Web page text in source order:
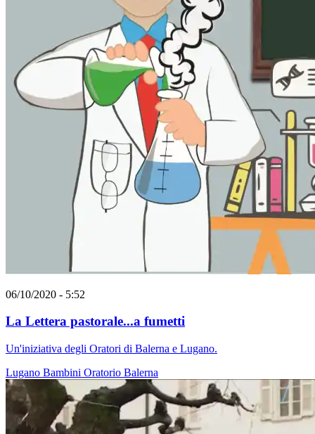
06/10/2020 - 5:52
La Lettera pastorale...a fumetti
Un'iniziativa degli Oratori di Balerna e Lugano.
Lugano Bambini Oratorio Balerna